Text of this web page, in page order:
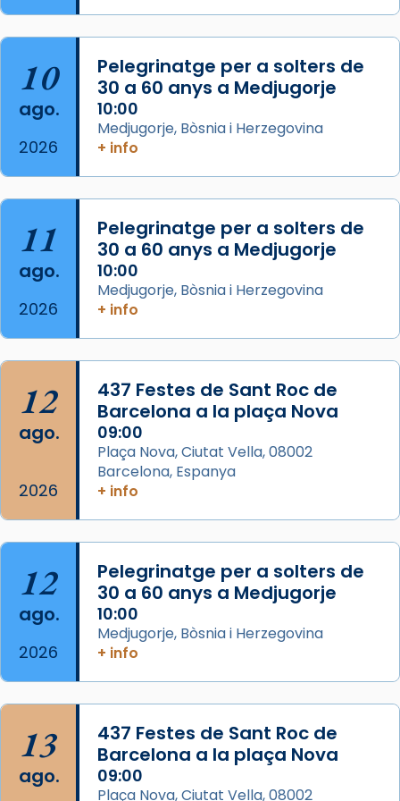
del Sant Pare Lleó XIV a Barcelona, i als
col·laboradors, a la Catedral de Barcelona.
L’arquebisbe de Barcelona, el cardenal Joan
Josep Omella, ha presidit la missa i l’ha
concelebrat el bisbe auxiliar de Barcelona,
Mons. David Abadías.
📸 Dr. G. Simón
Foto
View on Facebook · Share
Arquebisbat de Barcelona
2 weeks ago
Acompanyant la història de sant Cugat, a
partir de l’Edat Mitjana sorgeix la tradició
que les santes Juliana (“relatiu a Júlia”) i
Semproniana (“relatiu a Semprònia =
eterna”) són deixebles seves. I l’any 1667, el
frare Joan Gaspar Roig, afirma en una obra
que les santes són filles de l’antiga Iluro.
Mataró en reivindicarà les relíq
Foto
View on Facebook ·
10
ago.
2026
Pelegrinatge per a solters de
30 a 60 anys a Medjugorje
10:00
Medjugorje, Bòsnia i Herzegovina
+ info
11
ago.
2026
Pelegrinatge per a solters de
30 a 60 anys a Medjugorje
10:00
Medjugorje, Bòsnia i Herzegovina
+ info
12
ago.
2026
437 Festes de Sant Roc de
Barcelona a la plaça Nova
09:00
Plaça Nova, Ciutat Vella, 08002
Barcelona, Espanya
+ info
12
ago.
2026
Pelegrinatge per a solters de
30 a 60 anys a Medjugorje
10:00
Medjugorje, Bòsnia i Herzegovina
+ info
13
ago.
437 Festes de Sant Roc de
Barcelona a la plaça Nova
09:00
Plaça Nova, Ciutat Vella, 08002